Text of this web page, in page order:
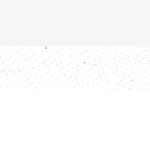
photographe mariage